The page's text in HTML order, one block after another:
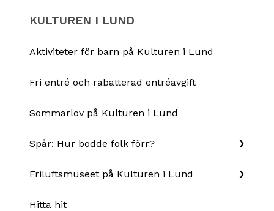
KULTUREN I LUND
Aktiviteter för barn på Kulturen i Lund
Fri entré och rabatterad entréavgift
Sommarlov på Kulturen i Lund
Spår: Hur bodde folk förr?
Friluftsmuseet på Kulturen i Lund
Hitta hit